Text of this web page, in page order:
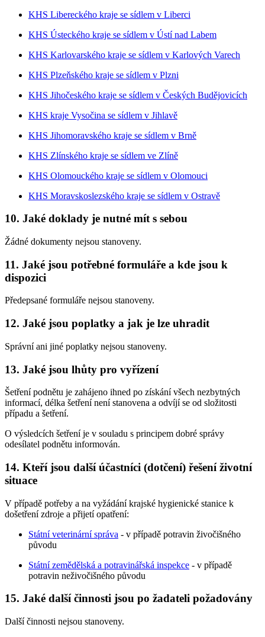
KHS Libereckého kraje se sídlem v Liberci
KHS Ústeckého kraje se sídlem v Ústí nad Labem
KHS Karlovarského kraje se sídlem v Karlových Varech
KHS Plzeňského kraje se sídlem v Plzni
KHS Jihočeského kraje se sídlem v Českých Budějovicích
KHS kraje Vysočina se sídlem v Jihlavě
KHS Jihomoravského kraje se sídlem v Brně
KHS Zlínského kraje se sídlem ve Zlíně
KHS Olomouckého kraje se sídlem v Olomouci
KHS Moravskoslezského kraje se sídlem v Ostravě
10. Jaké doklady je nutné mít s sebou
Žádné dokumenty nejsou stanoveny.
11. Jaké jsou potřebné formuláře a kde jsou k
dispozici
Předepsané formuláře nejsou stanoveny.
12. Jaké jsou poplatky a jak je lze uhradit
Správní ani jiné poplatky nejsou stanoveny.
13. Jaké jsou lhůty pro vyřízení
Šetření podnětu je zahájeno ihned po získání všech nezbytných
informací, délka šetření není stanovena a odvíjí se od složitosti
případu a šetření.
O výsledcích šetření je v souladu s principem dobré správy
odesílatel podnětu informován.
14. Kteří jsou další účastníci (dotčení) řešení životní
situace
V případě potřeby a na vyžádání krajské hygienické stanice k
došetření zdroje a přijetí opatření:
Státní veterinární správa - v případě potravin živočišného
původu
Státní zemědělská a potravinářská inspekce - v případě
potravin neživočišného původu
15. Jaké další činnosti jsou po žadateli požadovány
Další činnosti nejsou stanoveny.